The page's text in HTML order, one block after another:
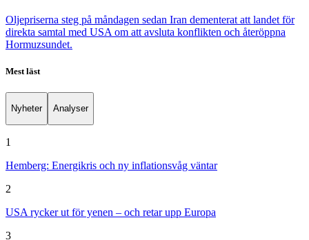
Oljepriserna steg på måndagen sedan Iran dementerat att landet för
direkta samtal med USA om att avsluta konflikten och återöppna
Hormuzsundet.
Mest läst
Nyheter Analyser
1
Hemberg: Energikris och ny inflationsvåg väntar
2
USA rycker ut för yenen – och retar upp Europa
3